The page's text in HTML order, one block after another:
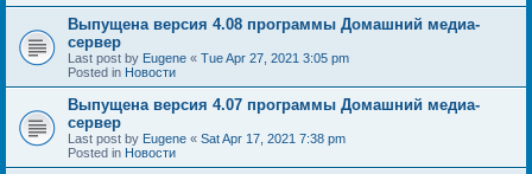
Выпущена версия 4.08 программы Домашний медиа-
сервер
Last post by Eugene « Tue Apr 27, 2021 3:05 pm
Posted in Новости
Выпущена версия 4.07 программы Домашний медиа-
сервер
Last post by Eugene « Sat Apr 17, 2021 7:38 pm
Posted in Новости